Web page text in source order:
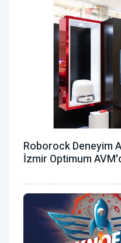
Roborock Deneyim
İzmir Optimum